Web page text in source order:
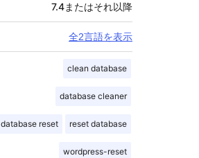
7.4またはそれ以降
全2言語を表示
clean database
database cleaner
database reset reset database
wordpress-reset